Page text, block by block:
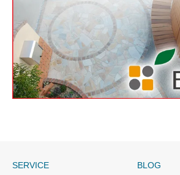
SERVICE BLOG